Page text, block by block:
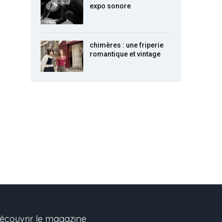
expo sonore
chimères : une friperie
romantique et vintage
le magazine